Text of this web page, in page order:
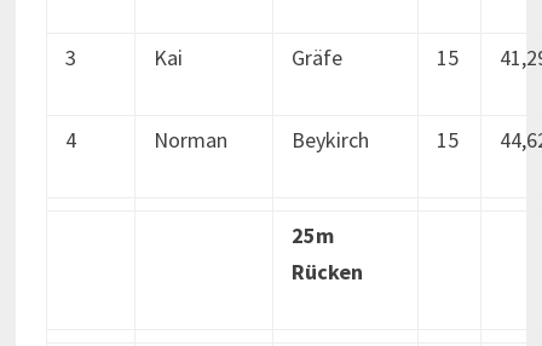
3 Kai Gräfe 15
4 Norman Beykirch 15
25m
Rücken